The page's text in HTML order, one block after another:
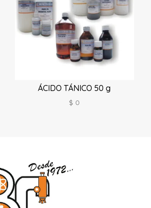
ÁCIDO TÁNICO 50 g
$ 0